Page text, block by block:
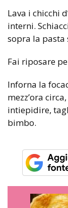
Lava i chicchi
interni.
sopra la pasta
Fai riposare
Inforna la
mezz’ora
intiepidire,
bimbo.